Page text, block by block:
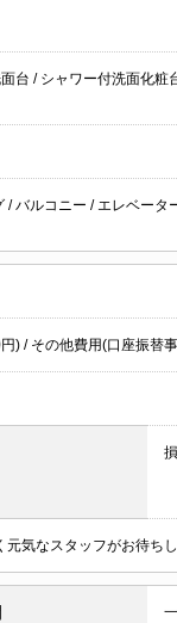
台 / シャワー付洗面化粧
/バルコニー / エレベータ
) / その他費用(口座振替
気なスタッフがお待ち